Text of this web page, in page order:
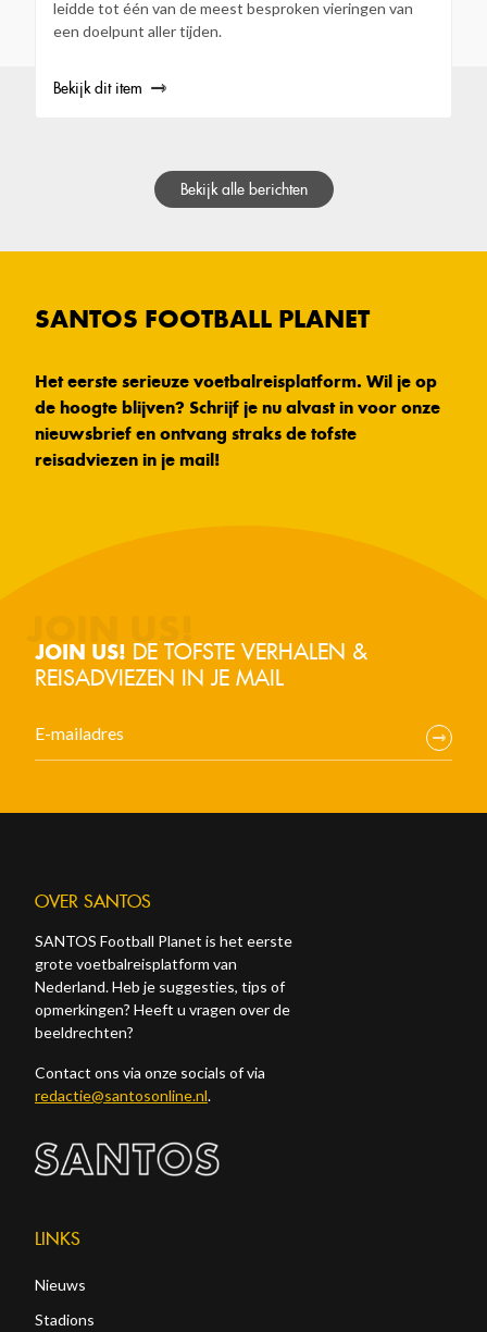
leidde tot één van de meest besproken vieringen van
een doelpunt aller tijden.
Bekijk dit item
Bekijk alle berichten
SANTOS FOOTBALL PLANET
Het eerste serieuze voetbalreisplatform. Wil je op
de hoogte blijven? Schrijf je nu alvast in voor onze
nieuwsbrief en ontvang straks de tofste
reisadviezen in je mail!
JOIN US! DE TOFSTE VERHALEN &
REISADVIEZEN IN JE MAIL
OVER SANTOS
SANTOS Football Planet is het eerste
grote voetbalreisplatform van
Nederland. Heb je suggesties, tips of
opmerkingen? Heeft u vragen over de
beeldrechten?
Contact ons via onze socials of via
redactie@santosonline.nl.
LINKS
Nieuws
Stadions